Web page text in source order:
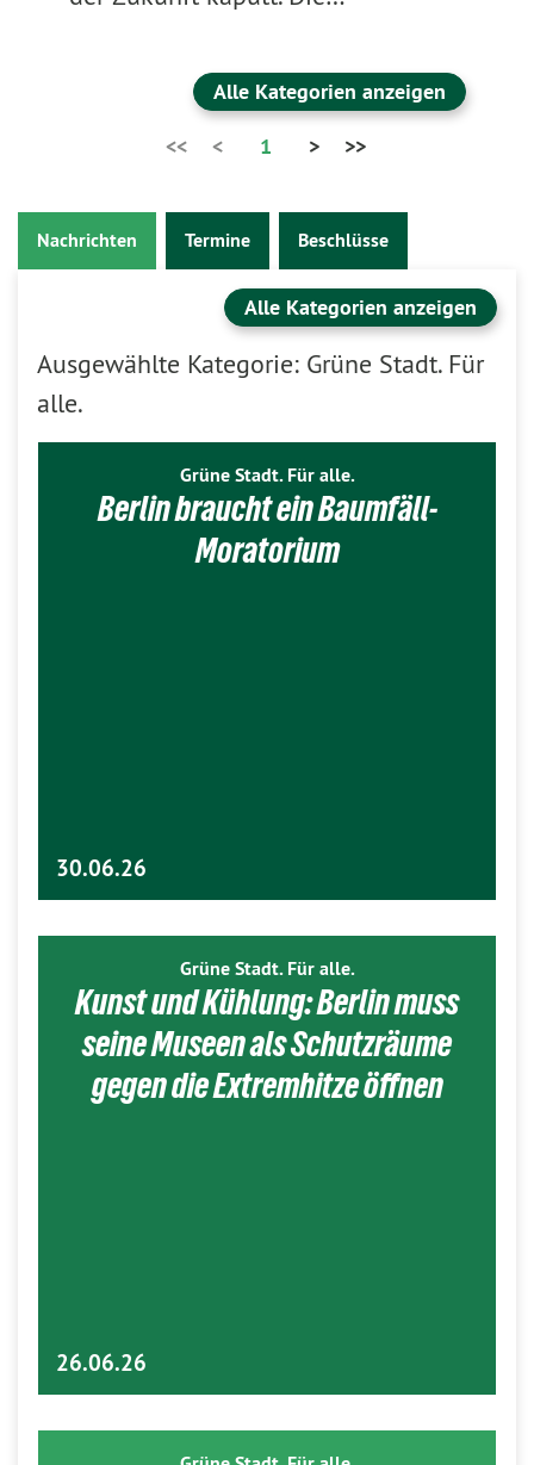
Alle Kategorien anzeigen
<<
< 1 > >>
Nachrichten Termine Beschlüsse
Alle Kategorien anzeigen
Ausgewählte Kategorie: Grüne Stadt. Für
alle.
Grüne Stadt. Für alle.
Berlin braucht ein Baumfäll-
Moratorium
30.06.26
Grüne Stadt. Für alle.
Kunst und Kühlung: Berlin muss
seine Museen als Schutzräume
gegen die Extremhitze öffnen
26.06.26